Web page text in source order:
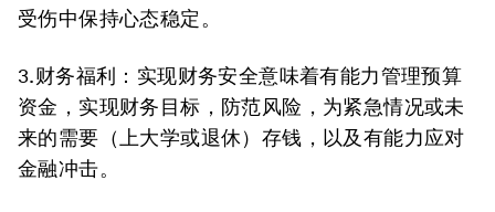
受伤中保持心态稳定。
3.财务福利
：实现财务安全意味着有能力管理预算
资金，实现财务目标，防范风险，为紧急情况或未
来的需要（上大学或退休）存钱，以及有能力应对
金融冲击。